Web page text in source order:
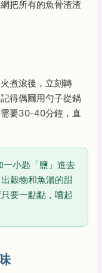
把所有的魚骨渣渣
煮滾後，立刻轉
得偶爾用勺子從鍋
要30-40分鐘，直
一小匙「鹽」進去
穀物和魚湯的甜
要一點點，嚐起